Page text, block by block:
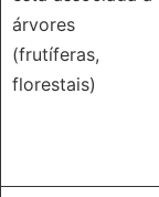
árvores
(frutíferas,
florestais)